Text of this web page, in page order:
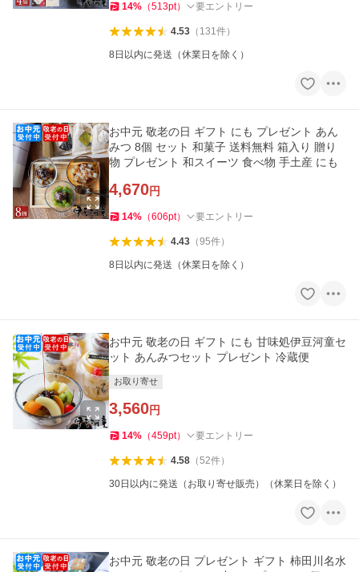
14% （513pt） 要エントリー
4.53（ 131件）
8日以内に発送（休業日を除く）
お中元 敬老の日 ギフト にも プレゼント あん
みつ 8個 セット 和菓子 送料無料 箱入り 贈り
物 プレゼント 和スイーツ 食べ物 手土産 にも
4,670円
14% （606pt） 要エントリー
4.43（95件）
8日以内に発送（休業日を除く）
お中元 敬老の日 ギフト にも 甘味処伊豆河童セ
ット あんみつセット プレゼント 冷蔵便
お取り寄せ
3,560円
14% （459pt） 要エントリー
4.58（52件）
30日以内に発送（お取り寄せ販売）（休業日を除く）
お中元 敬老の日 プレゼント ギフト 柿田川名水